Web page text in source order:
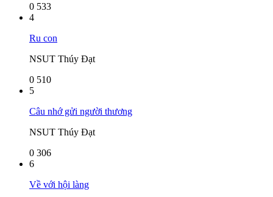
0 533
4
Ru con
NSUT Thúy Đạt
0 510
5
Câu nhớ gửi người thương
NSUT Thúy Đạt
0 306
6
Về với hội làng